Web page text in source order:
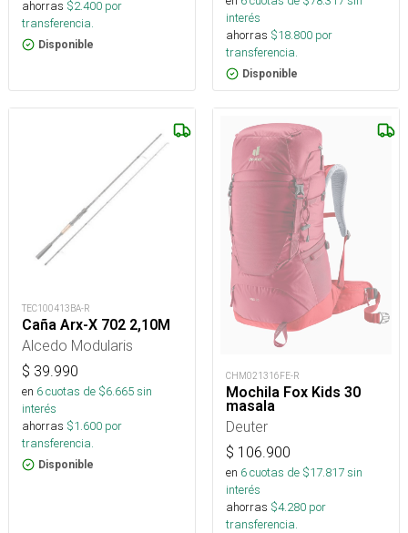
ahorras $2.400 por
transferencia.
Disponible
interés
ahorras $18.800 por
transferencia.
Disponible
TEC100413BA-R
Caña Arx-X 702 2,10M
Alcedo Modularis
$ 39.990
en 6cuotas de $6.665sin
interés
ahorras $1.600 por
transferencia.
Disponible
CHM021316FE-R
Mochila Fox Kids 30
masala
Deuter
$ 106.900
en 6cuotas de $17.817sin
interés
ahorras $4.280 por
transferencia.